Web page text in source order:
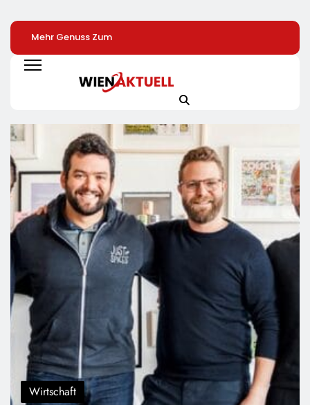
Mehr Genuss Zum
Kleinen Preis: Lidl
Senkt Dauerhaft Die
Preise Für Schokolade
Jetzt Bis Zu 13
Prozent Günstiger
Eröffnet Offiziell
Campus In Hamburg
Und Setzt Damit Neue
Zukunftsorientierte
Arbeitsumgebungen
Petition Zur
Wirtschaft